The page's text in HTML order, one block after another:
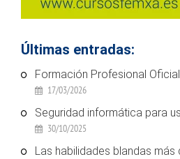
Últimas entradas:
Formación Profesional
17/03/2026
Seguridad informática para
30/10/2025
Las habilidades blandas